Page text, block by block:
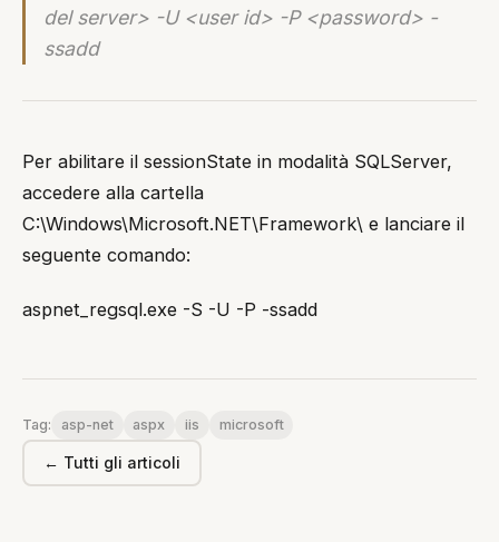
del server> -U <user id> -P <password> -
ssadd
Per abilitare il sessionState in modalità SQLServer,
accedere alla cartella
C:\Windows\Microsoft.NET\Framework\ e lanciare il
seguente comando:
aspnet_regsql.exe -S -U -P -ssadd
Tag: asp-net aspx iis microsoft
← Tutti gli articoli